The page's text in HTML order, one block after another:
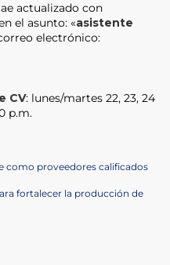
actualizado con
el asunto: «asistente
electrónico:
CV: lunes/martes 22, 23, 24
p.m.
como proveedores calificados
fortalecer la producción de